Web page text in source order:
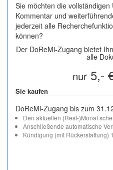
Sie möchten die
Kommentar und
jederzeit alle
können?
Der DoReMi-Zugang bietet
alle
nur5,-
Sie kaufen
DoReMi-Zugang bis zum
Den aktuellen (Rest-)Monat
Anschließende automatische
Kündigung (mit Rückerstattung)